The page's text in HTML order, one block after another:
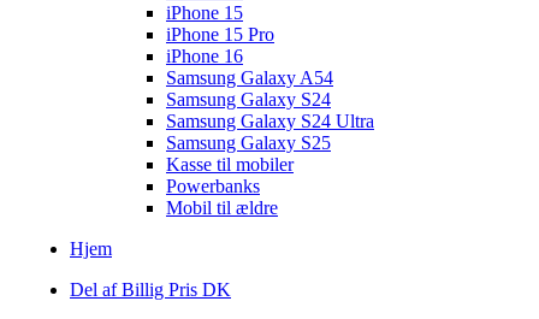
iPhone 15
iPhone 15 Pro
iPhone 16
Samsung Galaxy A54
Samsung Galaxy S24
Samsung Galaxy S24 Ultra
Samsung Galaxy S25
Kasse til mobiler
Powerbanks
Mobil til ældre
Hjem
Del af Billig Pris DK